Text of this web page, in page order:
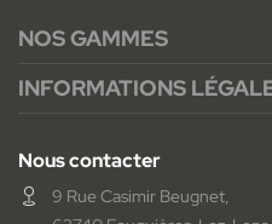
NOS GAMMES
INFORMATIONS
Nous contacter
9 Rue Casimir Beugnet,